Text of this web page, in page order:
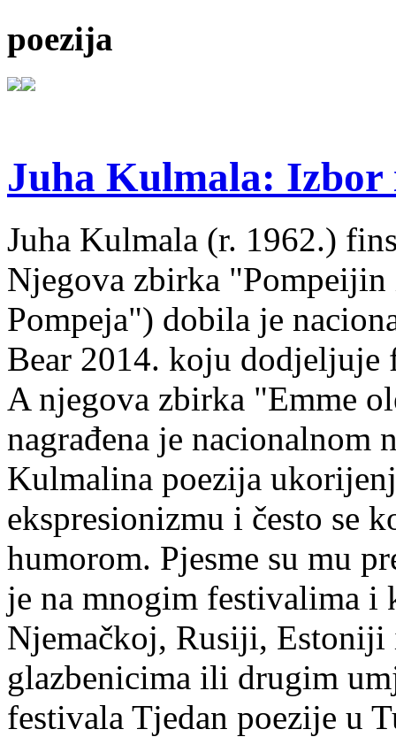
poezija
Juha Kulmala: Izbor
Juha Kulmala (r. 1962.)
Njegova zbirka
Pompeja") dobila je
Bear 2014. koju
A njegova zbirka "Emme
nagrađena je nacionalnom
Kulmalina poezija
ekspresionizmu i često se
humorom. Pjesme su mu
je na mnogim festivalima i
Njemačkoj, Rusiji, Estoniji
glazbenicima ili drugim
festivala Tjedan poezije u